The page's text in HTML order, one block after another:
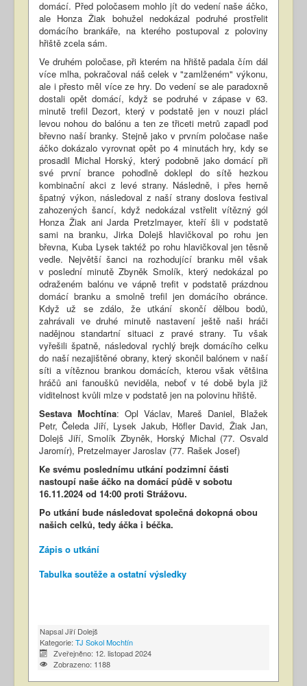
domácí. Před poločasem mohlo jít do vedení naše áčko,
ale Honza Žiak bohužel nedokázal podruhé prostřelit
domácího brankáře, na kterého postupoval z poloviny
hřiště zcela sám.
Ve druhém poločase, při kterém na hřiště padala čím dál
více mlha, pokračoval náš celek v "zamlženém" výkonu,
ale i přesto měl více ze hry. Do vedení se ale paradoxně
dostali opět domácí, když se podruhé v zápase v 63.
minutě trefil Dezort, který v podstatě jen v nouzi plácl
levou nohou do balónu a ten ze třiceti metrů zapadl pod
břevno naší branky. Stejně jako v prvním poločase naše
áčko dokázalo vyrovnat opět po 4 minutách hry, kdy se
prosadil Michal Horský, který podobně jako domácí při
své první brance pohodlně doklepl do sítě hezkou
kombinační akci z levé strany. Následně, i přes herně
špatný výkon, následoval z naší strany doslova festival
zahozených šancí, když nedokázal vstřelit vítězný gól
Honza Žiak ani Jarda Pretzlmayer, kteří šli v podstatě
sami na branku, Jirka Dolejš hlavičkoval po rohu jen
břevna, Kuba Lysek taktéž po rohu hlavičkoval jen těsně
vedle. Největší šanci na rozhodující branku měl však
v poslední minutě Zbyněk Smolík, který nedokázal po
odraženém balónu ve vápně trefit v podstatě prázdnou
domácí branku a smolně trefil jen domácího obránce.
Když už se zdálo, že utkání skončí dělbou bodů,
zahrávali ve druhé minutě nastavení ještě naši hráči
nadějnou standartní situaci z pravé strany. Tu však
vyřešili špatně, následoval rychlý brejk domácího celku
do naší nezajištěné obrany, který skončil balónem v naší
síti a vítěznou brankou domácích, kterou však většina
hráčů ani fanoušků neviděla, neboť v té době byla již
viditelnost kvůli mlze v podstatě jen na polovinu hřiště.
Sestava Mochtína: Opl Václav, Mareš Daniel, Blažek
Petr, Čeleda Jiří, Lysek Jakub, Höfler David, Žiak Jan,
Dolejš Jiří, Smolík Zbyněk, Horský Michal (77. Osvald
Jaromír), Pretzelmayer Jaroslav (77. Rašek Josef)
Ke svému poslednímu utkání podzimní části
nastoupí naše áčko na domácí půdě v sobotu
16.11.2024 od 14:00 proti Strážovu.
Po utkání bude následovat společná dokopná obou
našich celků, tedy áčka i béčka.
Zápis o utkání
Tabulka soutěže a ostatní výsledky
NapsalJiří Dolejš
Kategorie: TJ Sokol Mochtín
Zveřejněno: 12. listopad 2024
Zobrazeno: 1188